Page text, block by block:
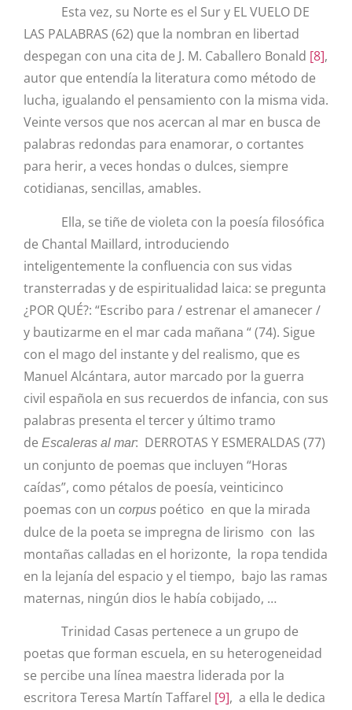
Esta vez, su Norte es el Sur y EL VUELO DE
LAS PALABRAS (62) que la nombran en libertad
despegan con una cita de J. M. Caballero Bonald [8],
autor que entendía la literatura como método de
lucha, igualando el pensamiento con la misma vida.
Veinte versos que nos acercan al mar en busca de
palabras redondas para enamorar, o cortantes
para herir, a veces hondas o dulces, siempre
cotidianas, sencillas, amables.
Ella, se tiñe de violeta con la poesía filosófica
de Chantal Maillard, introduciendo
inteligentemente la confluencia con sus vidas
transterradas y de espiritualidad laica: se pregunta
¿POR QUÉ?: “Escribo para / estrenar el amanecer /
y bautizarme en el mar cada mañana “ (74). Sigue
con el mago del instante y del realismo, que es
Manuel Alcántara, autor marcado por la guerra
civil española en sus recuerdos de infancia, con sus
palabras presenta el tercer y último tramo
de Escaleras al mar: DERROTAS Y ESMERALDAS (77)
un conjunto de poemas que incluyen “Horas
caídas”, como pétalos de poesía, veinticinco
poemas con un corpus poético en que la mirada
dulce de la poeta se impregna de lirismo con las
montañas calladas en el horizonte, la ropa tendida
en la lejanía del espacio y el tiempo, bajo las ramas
maternas, ningún dios le había cobijado, …
Trinidad Casas pertenece a un grupo de
poetas que forman escuela, en su heterogeneidad
se percibe una línea maestra liderada por la
escritora Teresa Martín Taffarel [9], a ella le dedica